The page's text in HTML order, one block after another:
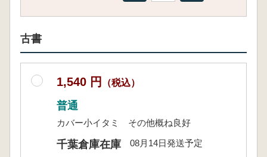
古書
1,540 円 （税込）
普通
カバー小イタミ その他概ね良好
千葉倉庫在庫 08月14日発送予定